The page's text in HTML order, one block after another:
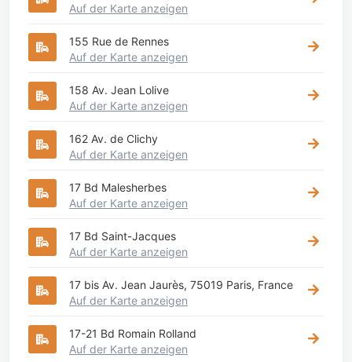
Auf der Karte anzeigen
155 Rue de Rennes
Auf der Karte anzeigen
158 Av. Jean Lolive
Auf der Karte anzeigen
162 Av. de Clichy
Auf der Karte anzeigen
17 Bd Malesherbes
Auf der Karte anzeigen
17 Bd Saint-Jacques
Auf der Karte anzeigen
17 bis Av. Jean Jaurès, 75019 Paris, France
Auf der Karte anzeigen
17-21 Bd Romain Rolland
Auf der Karte anzeigen